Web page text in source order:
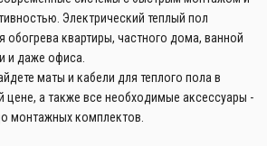
Электрический теплый пол
обогрева квартиры, частного дома, ванной
и даже офиса.
маты и кабели для теплого пола в
цене, а также все необходимые аксессуары -
монтажных комплектов.